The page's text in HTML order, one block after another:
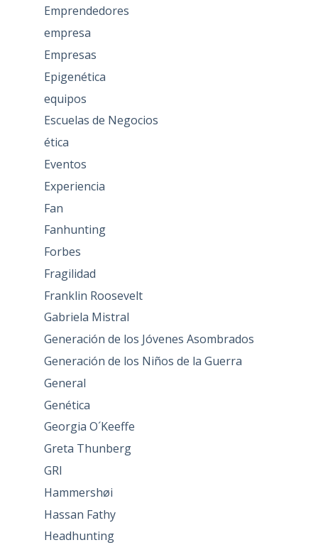
Emprendedores
empresa
Empresas
Epigenética
equipos
Escuelas de Negocios
ética
Eventos
Experiencia
Fan
Fanhunting
Forbes
Fragilidad
Franklin Roosevelt
Gabriela Mistral
Generación de los Jóvenes Asombrados
Generación de los Niños de la Guerra
General
Genética
Georgia O´Keeffe
Greta Thunberg
GRI
Hammershøi
Hassan Fathy
Headhunting